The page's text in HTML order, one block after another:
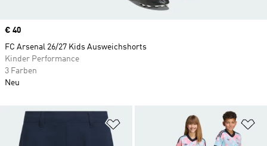
Zur Wunschliste hinzufügen
Price
€ 40
FC Arsenal 26/27 Kids Ausweichshorts
Kinder Performance
3 Farben
Neu